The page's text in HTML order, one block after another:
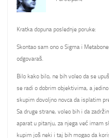
Kratka dopuna poslednje poruke:
Skontao sam ono o Sigma i
odgovaraš.
Bilo kako bilo, ne bih voleo da se
se radi o dobrim objektivima, a
skupim dovoljno novca da isplatim
Sa druge strane, voleo bih i da
aparat u pitanju, za njega već imam
kupim još neki i taj bih mogao da